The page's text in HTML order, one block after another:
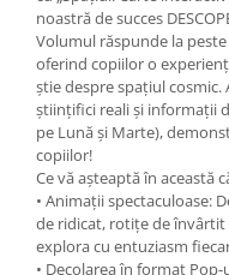
noastră de succes
Volumul răspunde la
oferind copiilor o
știe despre spațiul cosmic.
științifici reali și informații
pe Lună și Marte),
copiilor!
Ce vă așteaptă în această
• Animații spectaculoase:
de ridicat, rotițe de învârtit
explora cu entuziasm
• Decolarea în format